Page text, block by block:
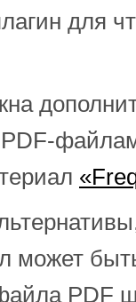
для
PDF-
может
PDF